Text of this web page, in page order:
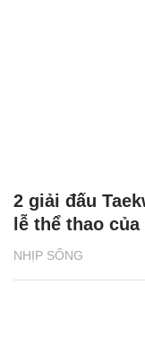
NHỊP SỐNG
2 giải đấu
lễ thể thao